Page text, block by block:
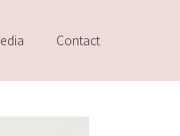
Contact